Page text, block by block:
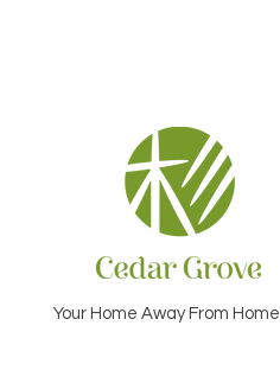
Your Home Away From Home